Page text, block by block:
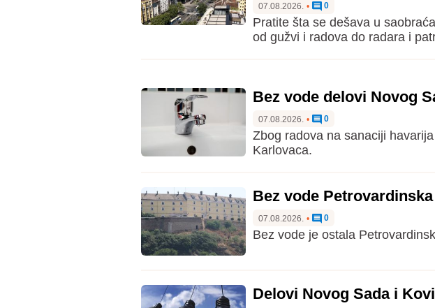
07.08.2026. • 0
Pratite šta se dešava u
od gužvi i radova do radara i
Bez vode delovi Novog
07.08.2026. • 0
Zbog radova na sanaciji
Karlovaca.
Bez vode
07.08.2026. • 0
Bez vode je ostala
Delovi Novog Sada i